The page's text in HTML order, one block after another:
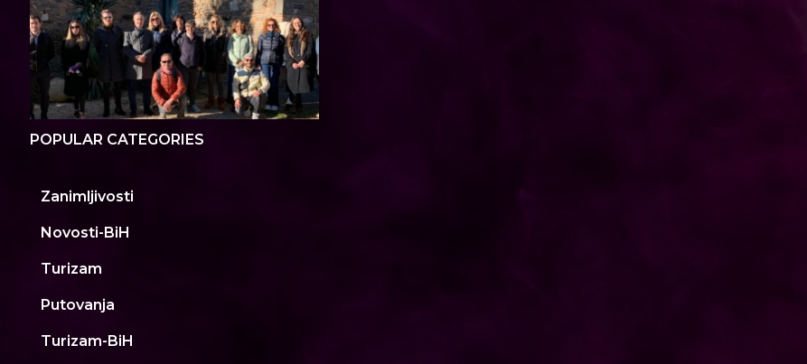
POPULAR CATEGORIES
Zanimljivosti
Novosti-BiH
Turizam
Putovanja
Turizam-BiH